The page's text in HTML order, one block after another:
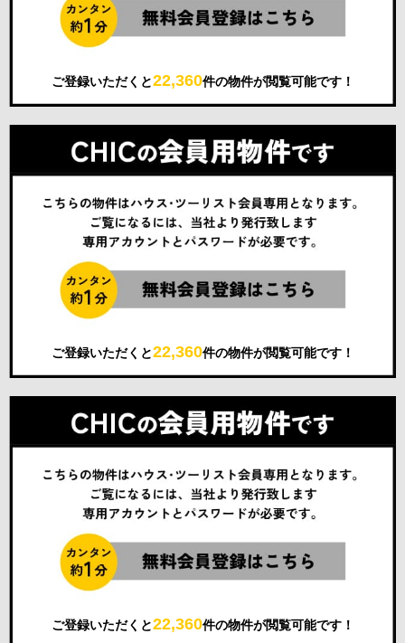
ご登録いただくと22,360件の物件が閲覧可能です！
ご登録いただくと22,360件の物件が閲覧可能です！
ご登録いただくと22,360件の物件が閲覧可能です！